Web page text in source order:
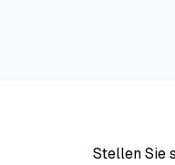
Stellen Sie